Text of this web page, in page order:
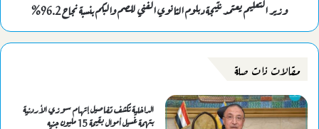
وزير التعليم يعتمد نتيجة دبلوم الثانوي الفني للصم والبكم بنسبة نجاح 96.2%
مقالات ذات صلة
الداخلية تكشف تفاصيل إتهام سوزي الأردنية
بتهمة غسيل أموال بقيمة 15 مليون جنيه